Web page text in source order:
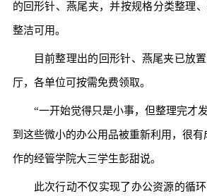
的回形针、燕尾夹，并按规格分类整理
整洁可用。
目前整理出的回形针、燕尾夹已放
厅，各单位可按需免费领取。
“一开始觉得只是小事，但整理完才
到这些微小的办公用品被重新利用，很有
作的经管学院大三学生彭甜说。
此次行动不仅实现了办公资源的循